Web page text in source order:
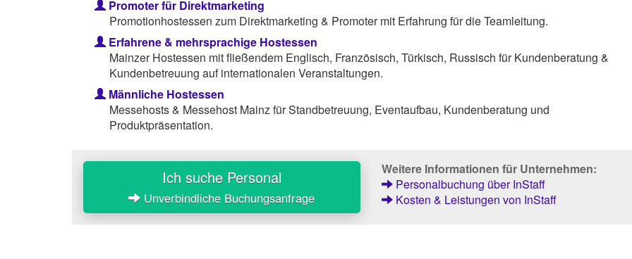
Promoter für Direktmarketing
Promotionhostessen zum Direktmarketing & Promoter mit Erfahrung für die Teamleitung.
Erfahrene & mehrsprachige Hostessen
Mainzer Hostessen mit fließendem Englisch, Französisch, Türkisch, Russisch für Kundenberatung &
Kundenbetreuung auf internationalen Veranstaltungen.
Männliche Hostessen
Messehosts & Messehost Mainz für Standbetreuung, Eventaufbau, Kundenberatung und
Produktpräsentation.
Ich suche Personal
Unverbindliche Buchungsanfrage
Weitere Informationen für Unternehmen:
Personalbuchung über InStaff
Kosten & Leistungen von InStaff